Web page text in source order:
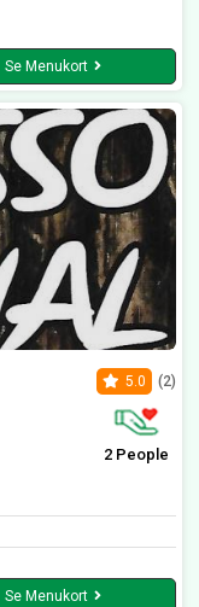
Se Menukort
5.0 (2)
2 People
Se Menukort